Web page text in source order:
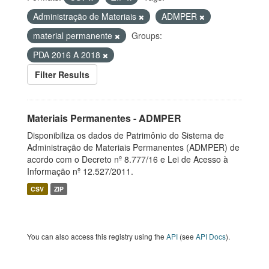
Administração de Materiais
ADMPER
material permanente
Groups:
PDA 2016 A 2018
Filter Results
Materiais Permanentes - ADMPER
Disponibiliza os dados de Patrimônio do Sistema de
Administração de Materiais Permanentes (ADMPER) de
acordo com o Decreto nº 8.777/16 e Lei de Acesso à
Informação nº 12.527/2011.
CSV ZIP
You can also access this registry using the API (see API Docs).